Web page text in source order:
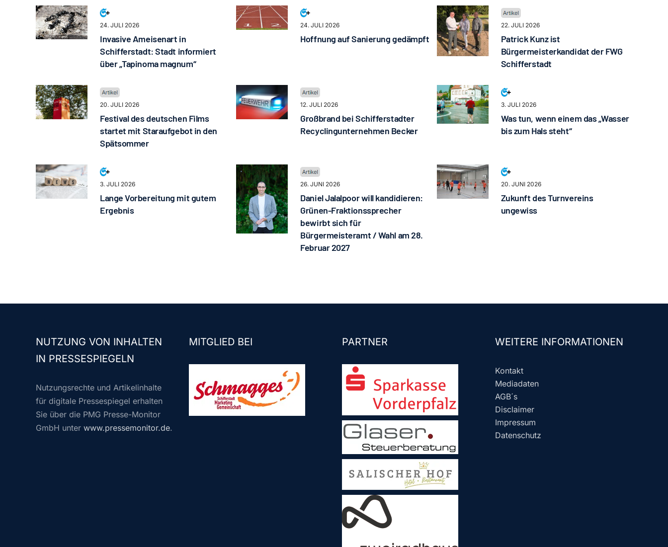
24. JULI 2026
Invasive Ameisenart in
Schifferstadt: Stadt informiert
über „Tapinoma magnum“
24. JULI 2026
Hoffnung auf Sanierung gedämpft
22. JULI 2026
Patrick Kunz ist
Bürgermeisterkandidat der FWG
Schifferstadt
20. JULI 2026
Festival des deutschen Films
startet mit Staraufgebot in den
Spätsommer
12. JULI 2026
Großbrand bei Schifferstadter
Recyclingunternehmen Becker
3. JULI 2026
Was tun, wenn einem das „Wasser
bis zum Hals steht“
3. JULI 2026
Lange Vorbereitung mit gutem
Ergebnis
26. JUNI 2026
Daniel Jalalpoor will kandidieren:
Grünen-Fraktionssprecher
bewirbt sich für
Bürgermeisteramt / Wahl am 28.
Februar 2027
20. JUNI 2026
Zukunft des Turnvereins
ungewiss
NUTZUNG VON INHALTEN
IN PRESSESPIEGELN
Nutzungsrechte und Artikelinhalte
für digitale Pressespiegel erhalten
Sie über die PMG Presse-Monitor
GmbH unter www.pressemonitor.de.
MITGLIED BEI PARTNER WEITERE INFORMATIONEN
Kontakt
Mediadaten
AGB´s
Disclaimer
Impressum
Datenschutz